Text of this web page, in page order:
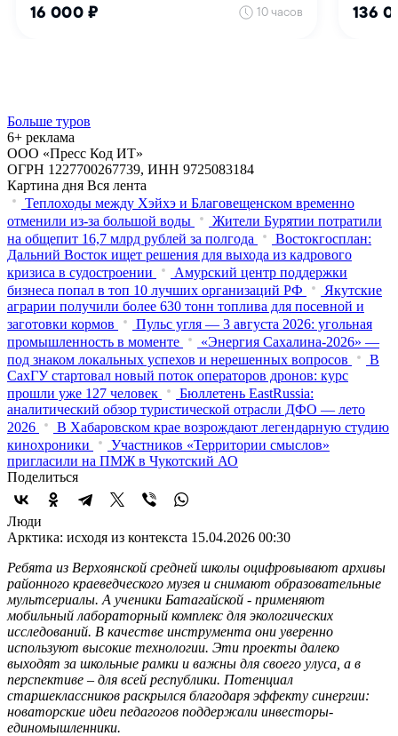
Больше туров
6+ реклама
ООО «Пресс Код ИТ»
ОГРН 1227700267739, ИНН 9725083184
Картина дня Вся лента
Теплоходы между Хэйхэ и Благовещенском временно
отменили из-за большой воды
Жители Бурятии потратили
на общепит 16,7 млрд рублей за полгода
Востокгосплан:
Дальний Восток ищет решения для выхода из кадрового
кризиса в судостроении
Амурский центр поддержки
бизнеса попал в топ 10 лучших организаций РФ
Якутские
аграрии получили более 630 тонн топлива для посевной и
заготовки кормов
Пульс угля — 3 августа 2026: угольная
промышленность в моменте
«Энергия Сахалина-2026» —
под знаком локальных успехов и нерешенных вопросов
В
СахГУ стартовал новый поток операторов дронов: курс
прошли уже 127 человек
Бюллетень EastRussia:
аналитический обзор туристической отрасли ДФО — лето
2026
В Хабаровском крае возрождают легендарную студию
кинохроники
Участников «Территории смыслов»
пригласили на ПМЖ в Чукотский АО
Поделиться
Люди
Арктика: исходя из контекста 15.04.2026 00:30
Ребята из Верхоянской средней школы оцифровывают архивы
районного краеведческого музея и снимают образовательные
мультсериалы. А ученики Батагайской - применяют
мобильный лабораторный комплекс для экологических
исследований. В качестве инструмента они уверенно
используют высокие технологии. Эти проекты далеко
выходят за школьные рамки и важны для своего улуса, а в
перспективе – для всей республики. Потенциал
старшеклассников раскрылся благодаря эффекту синергии:
новаторские идеи педагогов поддержали инвесторы-
единомышленники.